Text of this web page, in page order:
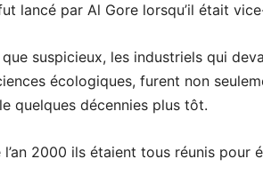
lancé par Al Gore lorsqu’il était
que suspicieux, les industriels qui
écologiques, furent non
quelques décennies plus tôt.
l’an 2000 ils étaient tous réunis